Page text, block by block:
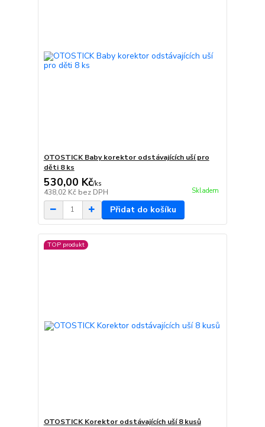
OTOSTICK Baby korektor odstávajících uší pro
děti 8 ks
530,00 Kč/ks
438,02 Kč bez DPH Skladem
Přidat do košíku
TOP produkt
OTOSTICK Korektor odstávajících uší 8 kusů